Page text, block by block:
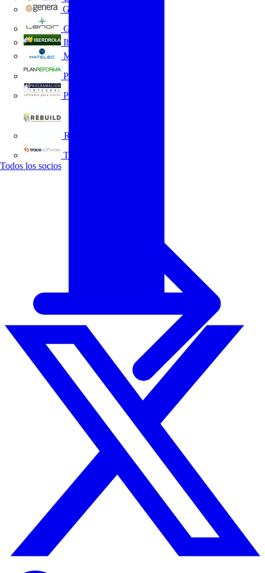
GENERA
Grupo Lenor
Iberdrola
MATELEC
Plan Reforma
Programación Integral
REBUILD
Trace Software
Todos los socios